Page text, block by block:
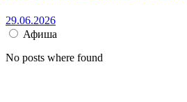
29.06.2026
Афиша
No posts where found